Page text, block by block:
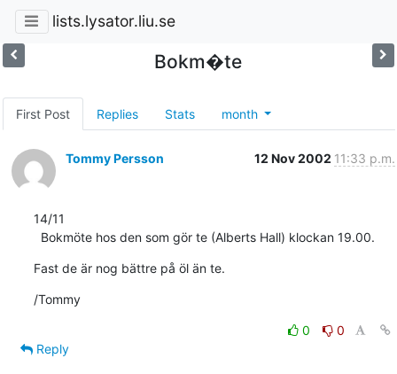
lists.lysator.liu.se
Bokm�te
First Post Replies Stats month
Tommy Persson 12 Nov 2002 11:33 p.m.
14/11
  Bokmöte hos den som gör te (Alberts Hall) klockan 19.00.
Fast de är nog bättre på öl än te.
/Tommy
0
0
Reply